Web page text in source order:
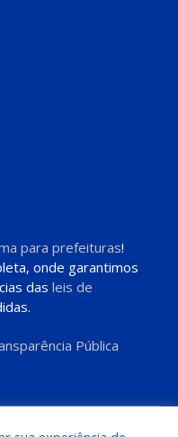
para prefeituras!
onde garantimos
das leis de
Pública
Prefeitura de Moju